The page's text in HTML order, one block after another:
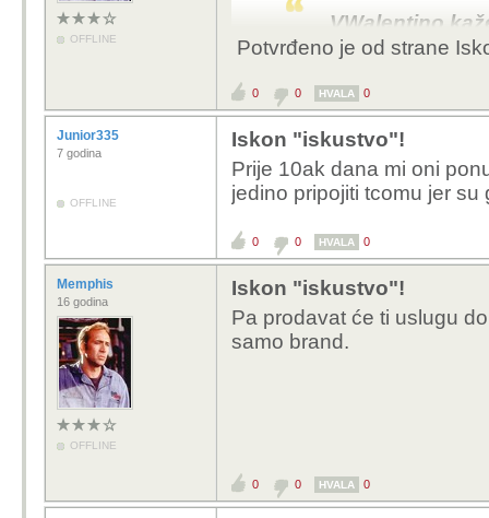
OFFLINE
VWalentino
Jel dobio još
ušiljit spiku, pa
Prevara. Čuo sličnu
Potvrđeno je od strane
0 0 HVALA 0
Junior335
7 godina
OFFLINE
Iskon "iskustvo"!
Prije 10ak dana mi oni
jedino pripojiti tcomu jer su
0 0 HVALA 0
Memphis
16 godina
OFFLINE
Iskon "iskustvo"!
Pa prodavat će ti uslugu
samo brand.
0 0 HVALA 0